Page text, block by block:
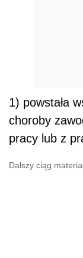
1) powstała
choroby
pracy lub z
Dalszy ciąg